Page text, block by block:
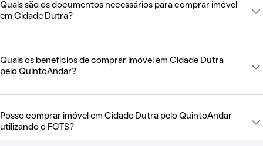
Quais são os documentos necessários para comprar imóvel
em Cidade Dutra?
Quais os benefícios de comprar imóvel em Cidade Dutra
pelo QuintoAndar?
Posso comprar imóvel em Cidade Dutra pelo QuintoAndar
utilizando o FGTS?